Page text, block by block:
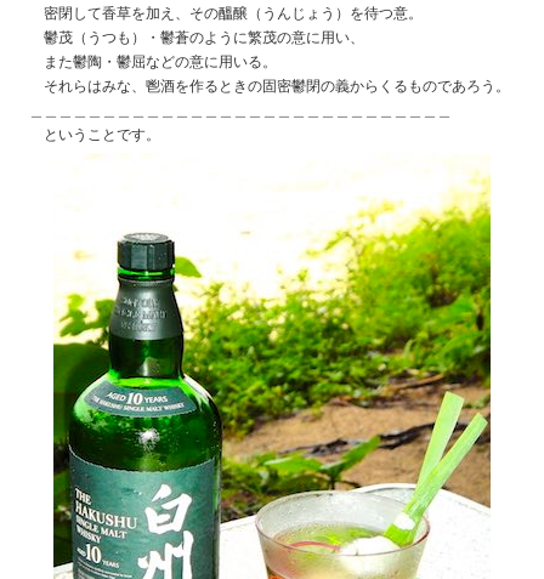
密閉して香草を加え、その醞醸（うんじょう）を待つ意。
鬱茂（うつも）・鬱蒼のように繁茂の意に用い、
また鬱陶・鬱屈などの意に用いる。
それらはみな、鬯酒を作るときの固密鬱閉の義からくるものであろう。
ということです。